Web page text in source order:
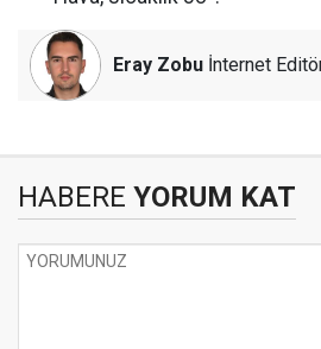
Eray Zobu İnternet
HABERE YORUM KAT